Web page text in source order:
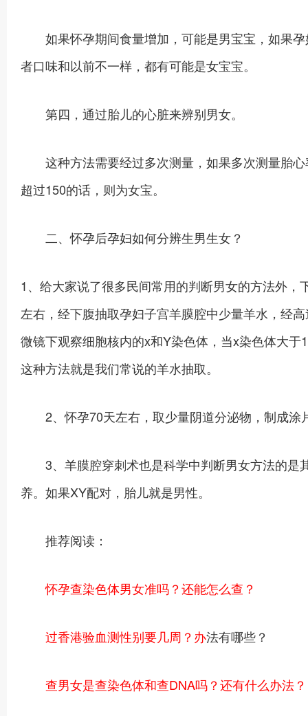
如果怀孕期间食量增加，可能是男宝宝，如果孕
者口味和以前不一样，都有可能是女宝宝。
第四，通过胎儿的心脏来辨别男女。
这种方法需要经过多次测量，如果多次测量胎心
超过150的话，则为女宝。
二、怀孕后孕妇如何分辨生男生女？
1、给大家说了很多民间常用的判断男女的方法外
左右，经下腹抽取孕妇子宫羊膜腔中少量羊水，经
微镜下观察细胞核内的x和Y染色体，当x染色体大
这种方法就是我们常说的羊水抽取。
2、怀孕70天左右，取少量阴道分泌物，制成涂
3、羊膜腔穿刺术也是科学中判断男女方法的是
养。如果XY配对，胎儿就是男性。
推荐阅读：
怀孕查染色体男女准吗？还能怎么查？
过香港验血测性别要几周？办法有哪些？
查男女是查染色体和查DNA吗？还有什么办法？